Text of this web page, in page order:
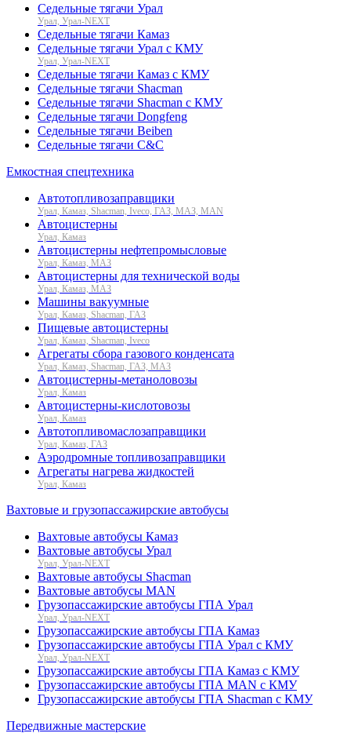
Седельные тягачи Урал
Урал, Урал-NEXT
Седельные тягачи Камаз
Седельные тягачи Урал с КМУ
Урал, Урал-NEXT
Седельные тягачи Камаз с КМУ
Седельные тягачи Shacman
Седельные тягачи Shacman с КМУ
Седельные тягачи Dongfeng
Седельные тягачи Beiben
Седельные тягачи C&C
Емкостная спецтехника
Автотопливозаправщики
Урал, Камаз, Shacman, Iveco, ГАЗ, МАЗ, MAN
Автоцистерны
Урал, Камаз
Автоцистерны нефтепромысловые
Урал, Камаз, МАЗ
Автоцистерны для технической воды
Урал, Камаз, МАЗ
Машины вакуумные
Урал, Камаз, Shacman, ГАЗ
Пищевые автоцистерны
Урал, Камаз, Shacman, Iveco
Агрегаты сбора газового конденсата
Урал, Камаз, Shacman, ГАЗ, МАЗ
Автоцистерны-метаноловозы
Урал, Камаз
Автоцистерны-кислотовозы
Урал, Камаз
Автотопливомаслозаправщики
Урал, Камаз, ГАЗ
Аэродромные топливозаправщики
Агрегаты нагрева жидкостей
Урал, Камаз
Вахтовые и грузопассажирские автобусы
Вахтовые автобусы Камаз
Вахтовые автобусы Урал
Урал, Урал-NEXT
Вахтовые автобусы Shacman
Вахтовые автобусы MAN
Грузопассажирские автобусы ГПА Урал
Урал, Урал-NEXT
Грузопассажирские автобусы ГПА Камаз
Грузопассажирские автобусы ГПА Урал с КМУ
Урал, Урал-NEXT
Грузопассажирские автобусы ГПА Камаз с КМУ
Грузопассажирские автобусы ГПА MAN с КМУ
Грузопассажирские автобусы ГПА Shacman с КМУ
Передвижные мастерские